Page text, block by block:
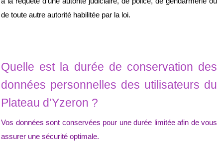
de toute autre autorité habilitée par la loi.
Quelle est la durée de conservation des
données personnelles des utilisateurs du
Plateau d’Yzeron ?
Vos données sont conservées pour une durée limitée afin de vous
assurer une sécurité optimale.